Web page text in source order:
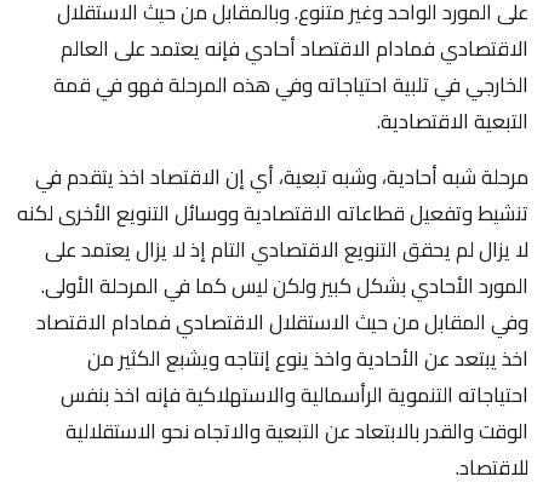
على المورد الواحد وغير متنوع. وبالمقابل من حيث الاستقلال
الاقتصادي فمادام الاقتصاد أحادي فإنه يعتمد على العالم
الخارجي في تلبية احتياجاته وفي هذه المرحلة فهو في قمة
التبعية الاقتصادية.
مرحلة شبه أحادية، وشبه تبعية، أي إن الاقتصاد اخذ يتقدم في
تنشيط وتفعيل قطاعاته الاقتصادية ووسائل التنويع الأخرى لكنه
لا يزال لم يحقق التنويع الاقتصادي التام إذ لا يزال يعتمد على
المورد الأحادي بشكل كبير ولكن ليس كما في المرحلة الأولى.
وفي المقابل من حيث الاستقلال الاقتصادي فمادام الاقتصاد
اخذ يبتعد عن الأحادية واخذ ينوع إنتاجه ويشبع الكثير من
احتياجاته التنموية الرأسمالية والاستهلاكية فإنه اخذ بنفس
الوقت والقدر بالابتعاد عن التبعية والاتجاه نحو الاستقلالية
للاقتصاد.